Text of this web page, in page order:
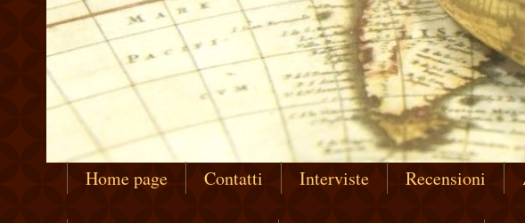
Home page Contatti Interviste Recensioni